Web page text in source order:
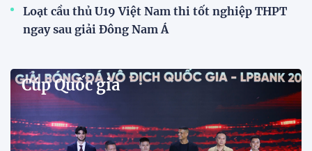
tập để theo dõi sao nhập tịch tuyển Việt Nam
Buổi tập của tuyển Việt Nam chiều nay (29/7) bất
ngờ thu hút sự chú ý của truyền thông Singapore
khi một phóng viên có mặt tại sân để trực tiếp theo
dõi màn thể hiện của các ngôi sao nhập tịch.